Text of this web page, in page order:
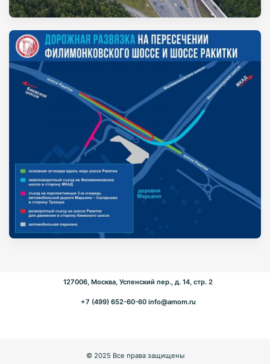
127006, Москва, Успенский пер., д. 14, стр. 2
+7 (499) 652-60-60 info@amom.ru
© 2025 Все права защищены